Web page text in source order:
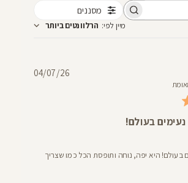
מסננים
מיין לפי: הרלוונטים ביותר
בעולם!
בעולם! היא יפה, נוחה ותופסת הכל כמו שצריך
תאריך04/07/26